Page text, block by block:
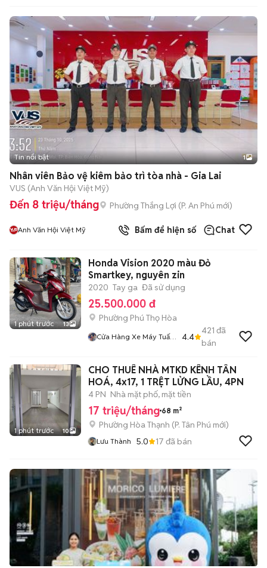
Tin nổi bật 1
Nhân viên Bảo vệ kiêm bảo trì tòa nhà - Gia Lai
VUS (Anh Văn Hội Việt Mỹ)
Đến 8 triệu/tháng Phường Thắng Lợi (P. An Phú mới)
Anh Văn Hội Việt Mỹ Bấm để hiện số Chat
1 phút trước 13
Honda Vision 2020 màu Đỏ
Smartkey, nguyên zin
2020 Tay ga Đã sử dụng
25.500.000 đ
Phường Phú Thọ Hòa
Cửa Hàng Xe Máy Tuấn
4.4
421 đã
bán
1 phút trước 10
CHO THUÊ NHÀ MTKD KÊNH TÂN
HOÁ, 4x17, 1 TRỆT LỬNG LẦU, 4PN
4 PN Nhà mặt phố, mặt tiền
17 triệu/tháng 68 m²
Phường Hòa Thạnh (P. Tân Phú mới)
Lưu Thành 5.0 17 đã bán